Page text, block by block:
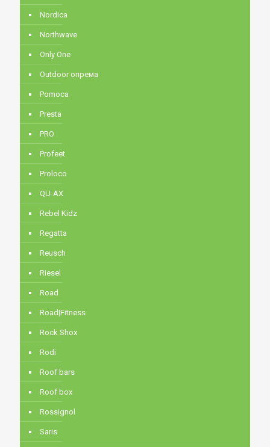
Nordica
Northwave
Only One
Outdoor опрема
Pomoca
Presta
PRO
Profeet
Proloco
QU-AX
Rebel Kidz
Regatta
Reusch
Riesel
Road
Road|Fitness
Rock Shox
Rodi
Roof bars
Roof box
Rossignol
Saris